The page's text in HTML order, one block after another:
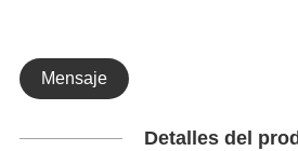
Mensaje
Detalles del